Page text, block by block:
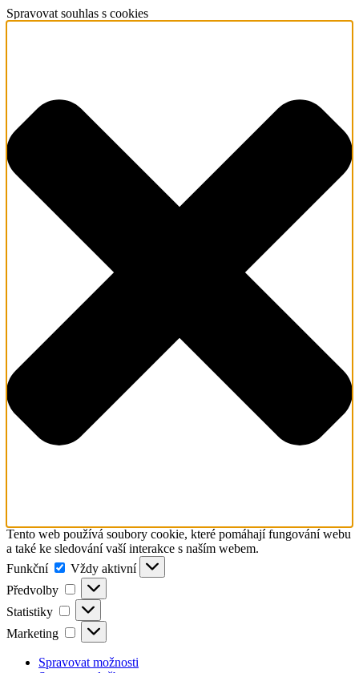
Spravovat souhlas s cookies
Tento web používá soubory cookie, které pomáhají fungování webu
a také ke sledování vaší interakce s naším webem.
Funkční
Funkční
Vždy aktivní
Předvolby
Předvolby
Statistiky Statistiky
Marketing Marketing
Spravovat možnosti